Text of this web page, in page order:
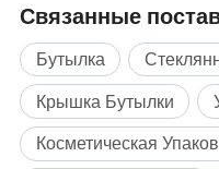
Связанные
Бутылка
Крышка Бутылки
Косметическая